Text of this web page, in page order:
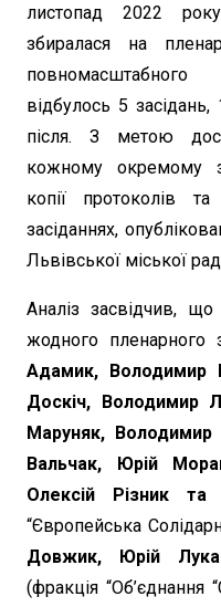
листопад 2022
збиралася на
повномасштабного
відбулось 5
після. З метою
кожному окремому
копії протоколів
засіданнях,
Львівської міської
Аналіз засвідчив,
жодного пленарного
Адамик, Володимир
Доскіч, Володимир
Маруняк,
Вальчак, Юрій
Олексій Різник та
“Європейська
Довжик, Юрій
(фракція “Об’єднання